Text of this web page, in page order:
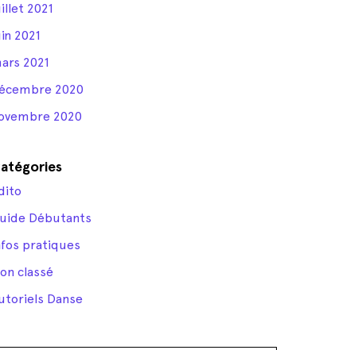
2021
2021
2021
2020
2020
Débutants
pratiques
classé
Danse